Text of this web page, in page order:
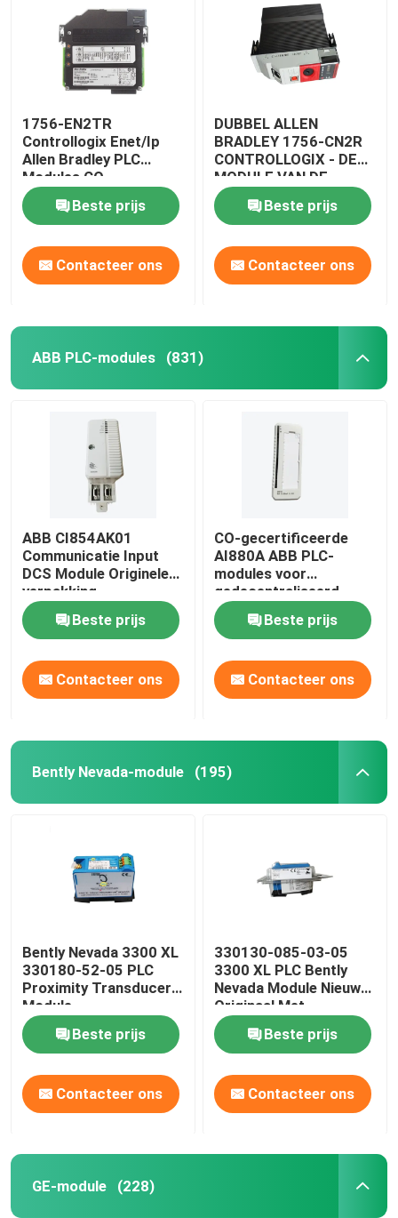
Automatisering PLC-onderdelen
1756-EN2TR
Controllogix Enet/Ip
Allen Bradley PLC
Modules CO
Gecertificeerd
Beste prijs
Contacteer ons
DUBBEL ALLEN
BRADLEY 1756-CN2R
CONTROLLOGIX - DE
MODULE VAN DE
KANAALinterface
Beste prijs
Contacteer ons
ABB PLC-modules (831)
ABB CI854AK01
Communicatie Input
DCS Module Originele
verpakking
Beste prijs
Contacteer ons
CO-gecertificeerde
AI880A ABB PLC-
modules voor
gedecentraliseerd
besturingssysteem
Beste prijs
Contacteer ons
Bently Nevada-module (195)
Bently Nevada 3300 XL
330180-52-05 PLC
Proximity Transducer
Module
Beste prijs
Contacteer ons
330130-085-03-05
3300 XL PLC Bently
Nevada Module Nieuw
Originaal Met
Verzegeld
Beste prijs
Contacteer ons
GE-module (228)